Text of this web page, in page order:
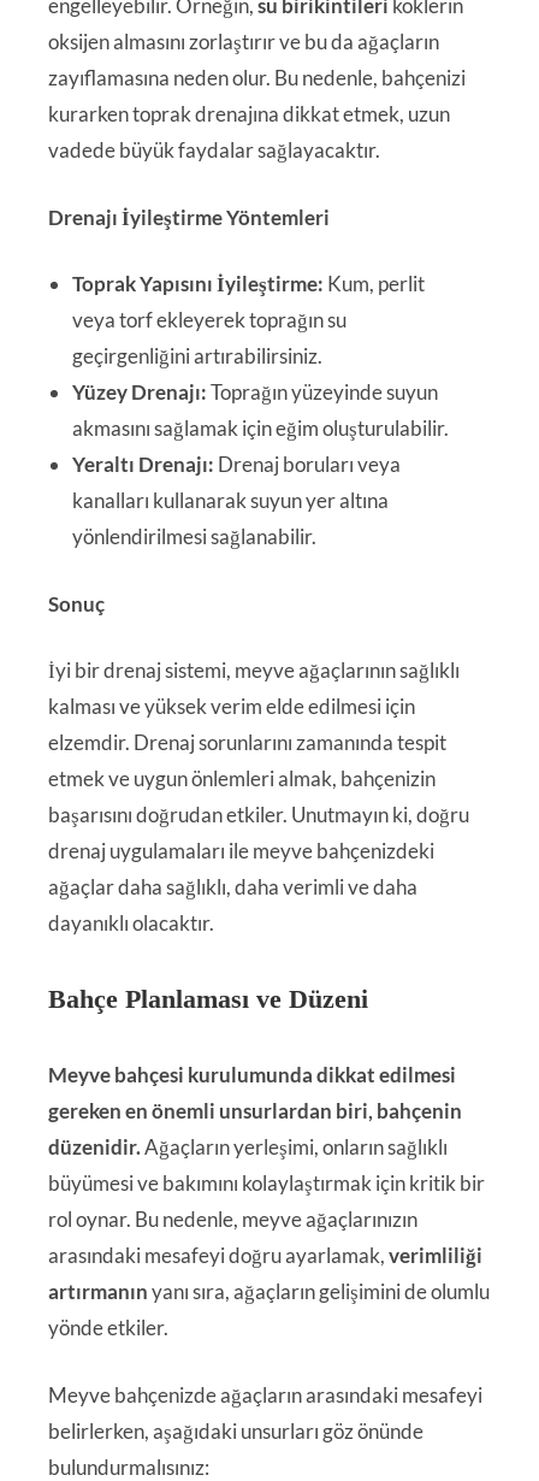
engelleyebilir. Örneğin,su birikintileri köklerin
oksijen almasını zorlaştırır ve bu da ağaçların
zayıflamasına neden olur. Bu nedenle, bahçenizi
kurarken toprak drenajına dikkat etmek, uzun
vadede büyük faydalar sağlayacaktır.
Drenajı İyileştirme Yöntemleri
Toprak Yapısını İyileştirme: Kum, perlit
veya torf ekleyerek toprağın su
geçirgenliğini artırabilirsiniz.
Yüzey Drenajı:Toprağın yüzeyinde suyun
akmasını sağlamak için eğim oluşturulabilir.
Yeraltı Drenajı: Drenaj boruları veya
kanalları kullanarak suyun yer altına
yönlendirilmesi sağlanabilir.
Sonuç
İyi bir drenaj sistemi, meyve ağaçlarının sağlıklı
kalması ve yüksek verim elde edilmesi için
elzemdir. Drenaj sorunlarını zamanında tespit
etmek ve uygun önlemleri almak, bahçenizin
başarısını doğrudan etkiler. Unutmayın ki, doğru
drenaj uygulamaları ile meyve bahçenizdeki
ağaçlar daha sağlıklı, daha verimli ve daha
dayanıklı olacaktır.
Bahçe Planlaması ve Düzeni
Meyve bahçesi kurulumunda dikkat edilmesi
gereken en önemli unsurlardan biri, bahçenin
düzenidir.Ağaçların yerleşimi, onların sağlıklı
büyümesi ve bakımını kolaylaştırmak için kritik bir
rol oynar. Bu nedenle, meyve ağaçlarınızın
arasındaki mesafeyi doğru ayarlamak,verimliliği
artırmanınyanı sıra, ağaçların gelişimini de olumlu
yönde etkiler.
Meyve bahçenizde ağaçların arasındaki mesafeyi
belirlerken, aşağıdaki unsurları göz önünde
bulundurmalısınız: